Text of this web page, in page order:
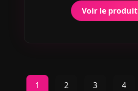
Voir le produit
1 2 3 4